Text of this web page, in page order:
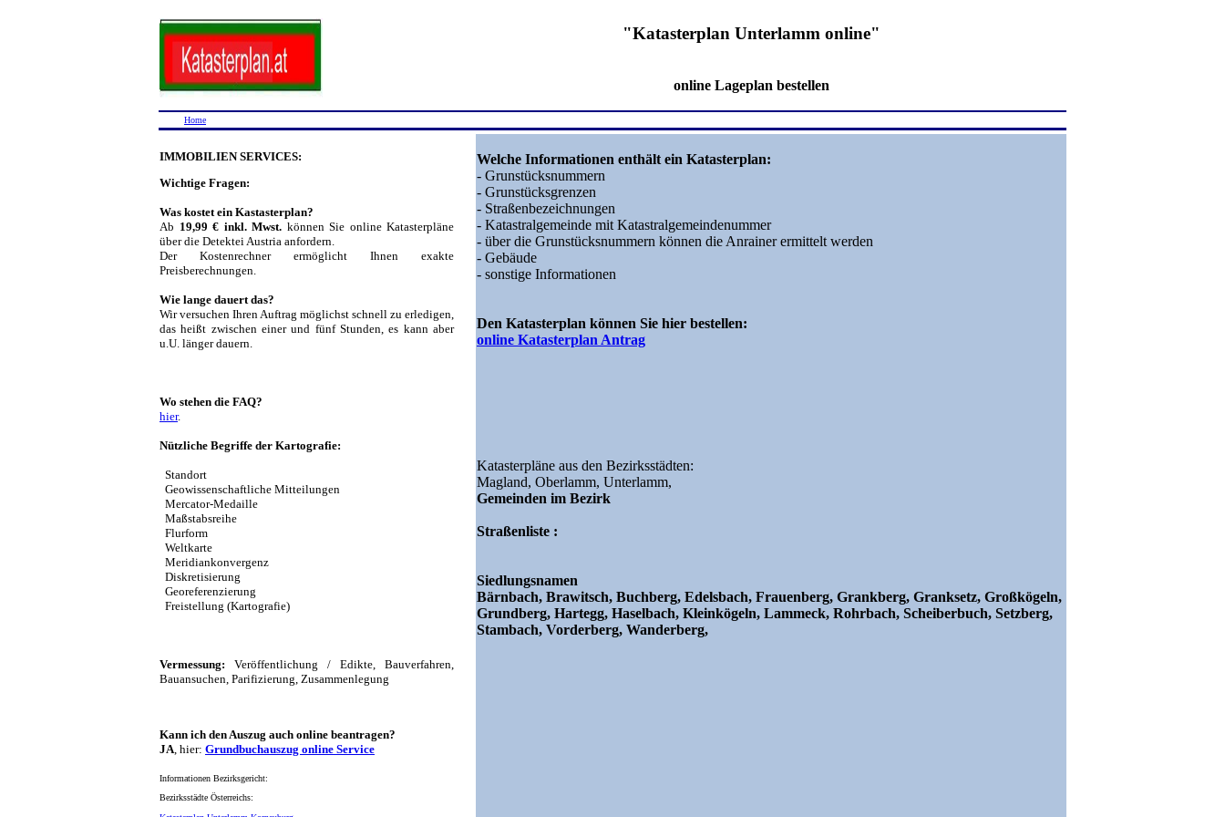
"Katasterplan Unterlamm online"
online Lageplan bestellen
Home
IMMOBILIEN SERVICES:
Wichtige Fragen:
Was kostet ein Kastasterplan?
Ab 19,99 € inkl. Mwst. können Sie online Katasterpläne
über die Detektei Austria anfordern.
Der Kostenrechner ermöglicht Ihnen exakte
Preisberechnungen.
Wie lange dauert das?
Wir versuchen Ihren Auftrag möglichst schnell zu erledigen,
das heißt zwischen einer und fünf Stunden, es kann aber
u.U. länger dauern.
Wo stehen die FAQ?
hier.
Nützliche Begriffe der Kartografie:
Standort
Geowissenschaftliche Mitteilungen
Mercator-Medaille
Maßstabsreihe
Flurform
Weltkarte
Meridiankonvergenz
Diskretisierung
Georeferenzierung
Freistellung (Kartografie)
Vermessung: Veröffentlichung / Edikte, Bauverfahren,
Bauansuchen, Parifizierung, Zusammenlegung
Kann ich den Auszug auch online beantragen?
JA, hier: Grundbuchauszug online Service
Informationen Bezirksgericht:
Bezirksstädte Österreichs:
Welche Informationen enthält ein Katasterplan:
- Grunstücksnummern
- Grunstücksgrenzen
- Straßenbezeichnungen
- Katastralgemeinde mit Katastralgemeindenummer
- über die Grunstücksnummern können die Anrainer ermittelt werden
- Gebäude
- sonstige Informationen
Den Katasterplan können Sie hier bestellen:
online Katasterplan Antrag
Katasterpläne aus den Bezirksstädten:
Magland, Oberlamm, Unterlamm,
Gemeinden im Bezirk
Straßenliste :
Siedlungsnamen
Bärnbach, Brawitsch, Buchberg, Edelsbach, Frauenberg, Grankberg, Granksetz, Großkögeln,
Grundberg, Hartegg, Haselbach, Kleinkögeln, Lammeck, Rohrbach, Scheiberbuch, Setzberg,
Stambach, Vorderberg, Wanderberg,